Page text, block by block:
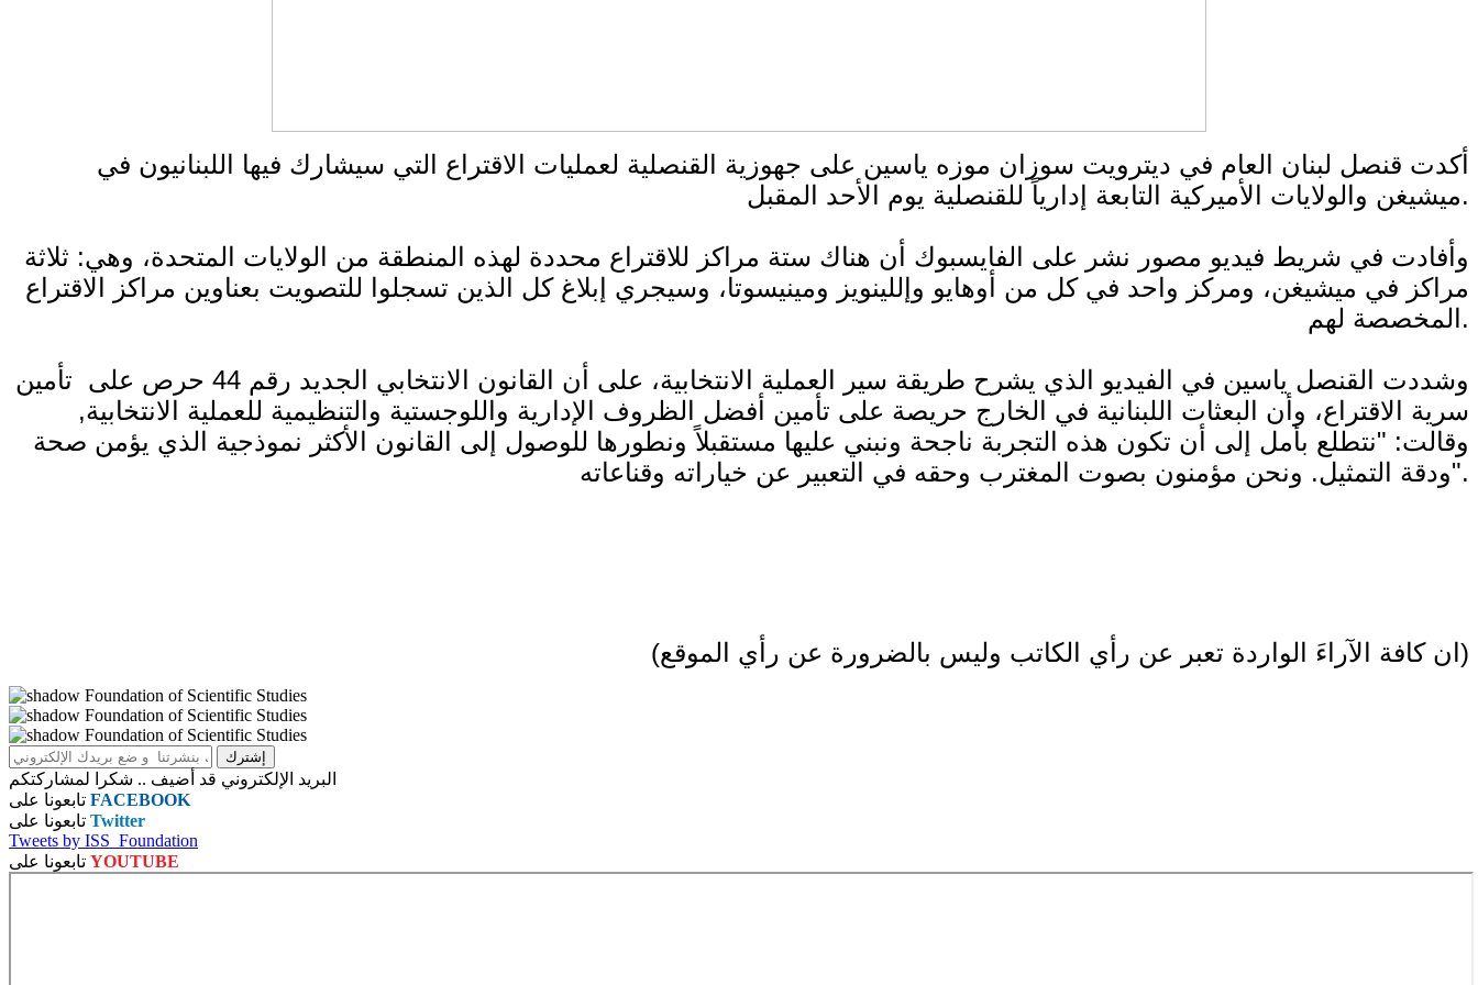
أكدت قنصل لبنان العام في ديترويت سوزان موزه ياسين على جهوزية القنصلية لعمليات الاقتراع التي سيشارك فيها اللبنانيون في
ميشيغن والولايات الأميركية التابعة إدارياً للقنصلية يوم الأحد المقبل.
وأفادت في شريط فيديو مصور نشر على الفايسبوك أن هناك ستة مراكز للاقتراع محددة لهذه المنطقة من الولايات المتحدة، وهي: ثلاثة
مراكز في ميشيغن، ومركز واحد في كل من أوهايو وإللينويز ومينيسوتا، وسيجري إبلاغ كل الذين تسجلوا للتصويت بعناوين مراكز الاقتراع
المخصصة لهم.
وشددت القنصل ياسين في الفيديو الذي يشرح طريقة سير العملية الانتخابية، على أن القانون الانتخابي الجديد رقم 44 حرص على تأمين
سرية الاقتراع، وأن البعثات اللبنانية في الخارج حريصة على تأمين أفضل الظروف الإدارية واللوجستية والتنظيمية للعملية الانتخابية,
وقالت: "نتطلع بأمل إلى أن تكون هذه التجربة ناجحة ونبني عليها مستقبلاً ونطورها للوصول إلى القانون الأكثر نموذجية الذي يؤمن صحة
ودقة التمثيل. ونحن مؤمنون بصوت المغترب وحقه في التعبير عن خياراته وقناعاته".
(ان كافة الآراءَ الواردة تعبر عن رأي الكاتب وليس بالضرورة عن رأي الموقع)
البريد الإلكتروني قد أضيف .. شكرا لمشاركتكم
FACEBOOK
Twitter
Tweets by ISS_Foundation
YOUTUBE